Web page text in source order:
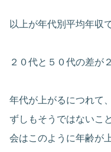
以上が年代別平均年収
２０代と５０代の差が
年代が上がるにつれて
ずしもそうではないこ
会はこのように年齢が